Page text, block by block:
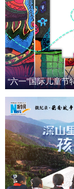
“六一”国际儿童